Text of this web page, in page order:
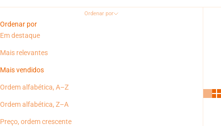
Ordenar por
Ordenar por
Em destaque
Mais relevantes
Mais vendidos
Ordem alfabética, A–Z
Ordem alfabética, Z–A
Preço, ordem crescente